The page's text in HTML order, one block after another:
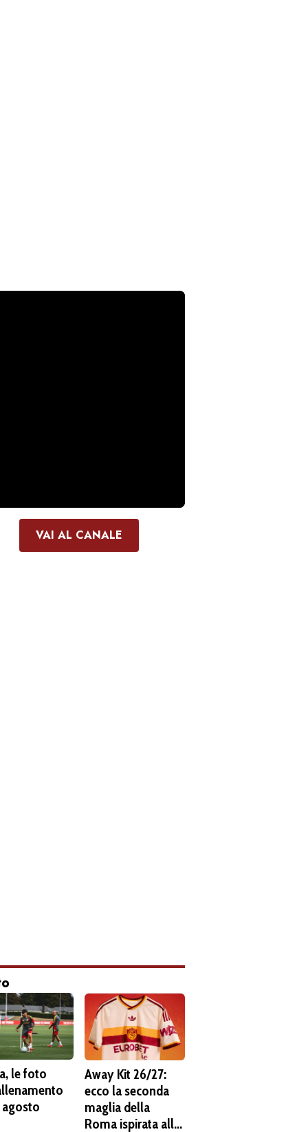
VAI AL CANALE
le foto
Away Kit 26/27:
ecco la seconda
maglia della
Roma ispirata alla